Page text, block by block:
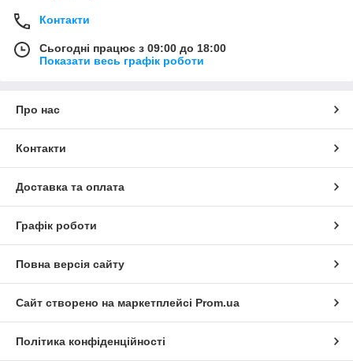
Контакти
Сьогодні працює з 09:00 до 18:00
Показати весь графік роботи
Про нас
Контакти
Доставка та оплата
Графік роботи
Повна версія сайту
Сайт створено на маркетплейсі Prom.ua
Політика конфіденційності